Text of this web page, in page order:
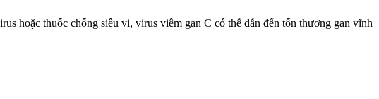
hoặc thuốc chống siêu vi, virus viêm gan C có thể dẫn đến tổn thương gan vĩnh